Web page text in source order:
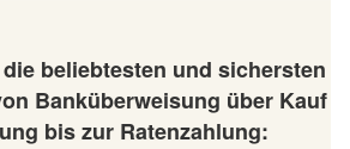
beliebtesten und sichersten
Banküberweisung über Kauf
bis zur Ratenzahlung: